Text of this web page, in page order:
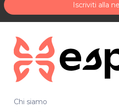
Iscriviti alla
Chi siamo